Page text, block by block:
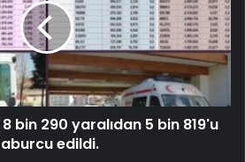
bin 290 yaralıdan 5 bin 819'u
edildi.